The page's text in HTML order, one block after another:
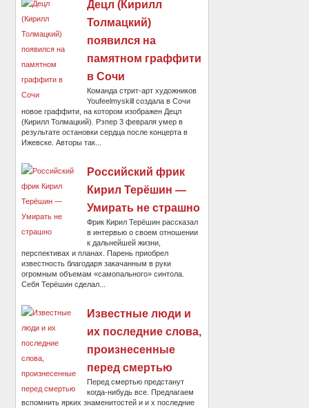
Децл (Кирилл
Толмацкий)
появился на
памятном граффити
в Сочи
Команда стрит-арт художников
Youfeelmyskill создала в Сочи
новое граффити, на котором изображен Децл
(Кирилл Толмацкий). Рэпер 3 февраля умер в
результате остановки сердца после концерта в
Ижевске. Авторы так...
Российский фрик
Кирил Терёшин —
Умирать не страшно
Фрик Кирил Терёшин рассказал
в интервью о своем отношении
к дальнейшей жизни,
перспективах и планах. Парень приобрел
известность благодаря закачанным в руки
огромным объемам «самопального» синтола.
Себя Терёшин сделал...
Известные люди и
их последние слова,
произнесенные
перед смертью
Перед смертью предстанут
когда-нибудь все. Предлагаем
вспомнить ярких знаменитостей и и х последние